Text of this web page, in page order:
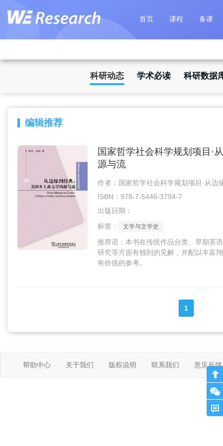
首页 课程 备课
科研动态 学术必读 科研数据
编辑推荐
国家哲学社会科学规划项目·
源与流
作者：国家哲学社会科学规划项目·从
ISBN：978-7-5446-3794-7
出版日期：
标签：
文学与文学史
推荐语：本书在传统作品分类、早期英
研究等方面有独到的见解，并配以丰富
有价值的参考。
1
帮助中心 关于我们 版权说明 联系我们 意见反馈